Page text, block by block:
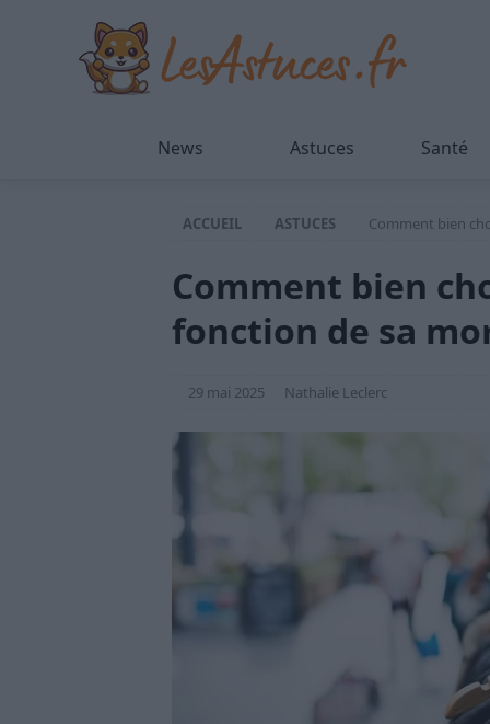
News Astuces Santé
ACCUEIL ASTUCES Comment bien
Comment bien
fonction de sa
29 mai 2025 Nathalie Leclerc